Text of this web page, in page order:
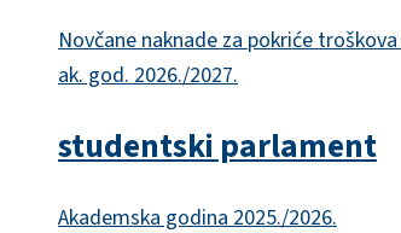
Novčane naknade za pokriće
ak. god. 2026./2027.
studentski parlament
Akademska godina 2025./2026.